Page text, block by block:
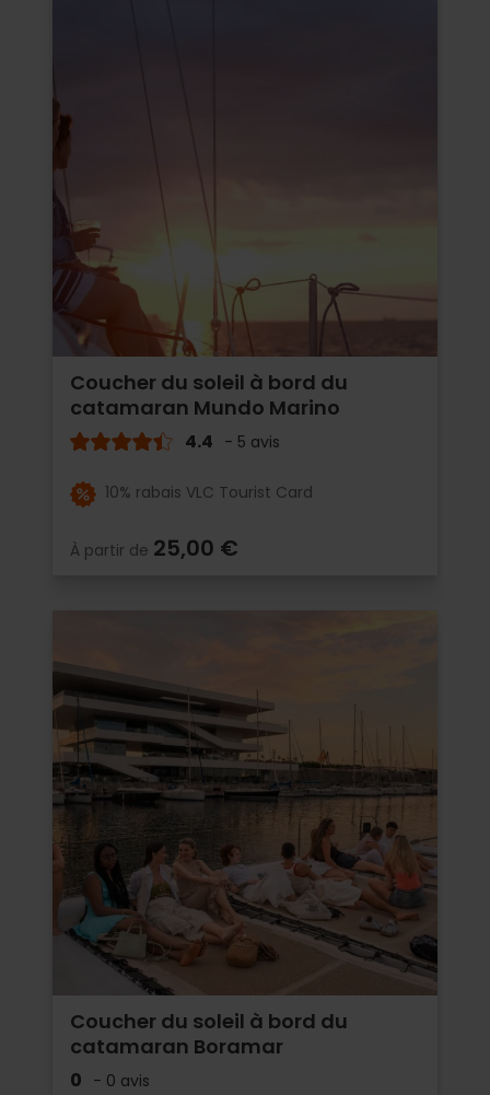
Coucher du soleil à bord du
catamaran Mundo Marino
4.4 - 5 avis
10% rabais VLC Tourist Card
À partir de 25,00 €
Coucher du soleil à bord du
catamaran Boramar
0 - 0 avis